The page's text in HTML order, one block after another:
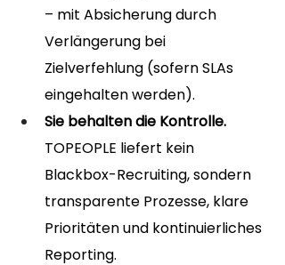
– mit Absicherung durch
Verlängerung bei
Zielverfehlung (sofern SLAs
eingehalten werden).
Sie behalten die Kontrolle.
TOPEOPLE liefert kein
Blackbox-Recruiting, sondern
transparente Prozesse, klare
Prioritäten und kontinuierliches
Reporting.